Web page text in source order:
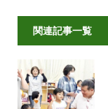
関連記事一覧